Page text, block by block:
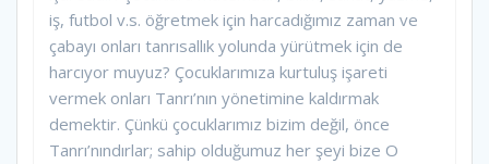
iş, futbol v.s. öğretmek için harcadığımız zaman ve
çabayı onları tanrısallık yolunda yürütmek için de
harcıyor muyuz? Çocuklarımıza kurtuluş işareti
vermek onları Tanrı’nın yönetimine kaldırmak
demektir. Çünkü çocuklarımız bizim değil, önce
Tanrı’nındırlar; sahip olduğumuz her şeyi bize O